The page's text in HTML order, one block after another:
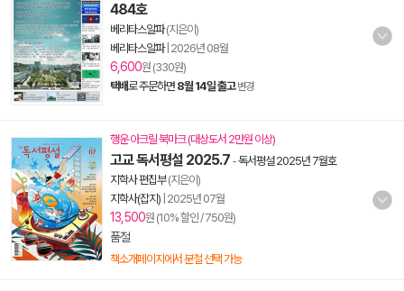
484호
베리타스알파(지은이)
베리타스알파| 2026년 08월
6,600원 (330원)
택배로 주문하면 8월 14일 출고 변경
행운 아크릴 북마크 (대상도서 2만원 이상)
고교 독서평설 2025.7 -독서평설 2025년 7월호
지학사 편집부(지은이)
지학사(잡지) 2025년 07월
13,500원 (10% 할인 / 750원)
품절
책소개페이지에서 분철 선택 가능